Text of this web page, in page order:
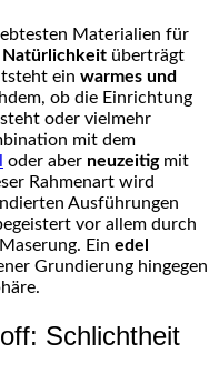
Materialien für
Natürlichkeit überträgt
ein warmes und
ob die Einrichtung
oder vielmehr
mit dem
oder aber neuzeitigmit
Rahmenart wird
Ausführungen
vor allem durch
Ein edel
Grundierung hingegen
Schlichtheit